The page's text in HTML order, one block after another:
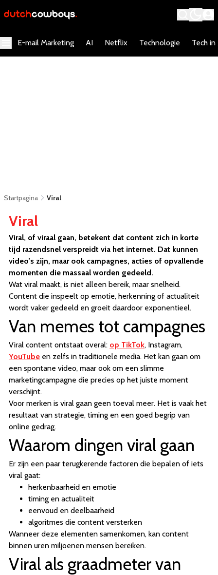
E-mail Marketing AI Netflix Technologie Tech in
Startpagina Viral
Viral
Viral, of viraal gaan, betekent dat content zich in korte
tijd razendsnel verspreidt via het internet. Dat kunnen
video’s zijn, maar ook campagnes, acties of opvallende
momenten die massaal worden gedeeld.
Wat viral maakt, is niet alleen bereik, maar snelheid.
Content die inspeelt op emotie, herkenning of actualiteit
wordt vaker gedeeld en groeit daardoor exponentieel.
Van memes tot campagnes
Viral content ontstaat overal: op TikTok, Instagram,
YouTube en zelfs in traditionele media. Het kan gaan om
een spontane video, maar ook om een slimme
marketingcampagne die precies op het juiste moment
verschijnt.
Voor merken is viral gaan geen toeval meer. Het is vaak het
resultaat van strategie, timing en een goed begrip van
online gedrag.
Waarom dingen viral gaan
Er zijn een paar terugkerende factoren die bepalen of iets
viral gaat:
herkenbaarheid en emotie
timing en actualiteit
eenvoud en deelbaarheid
algoritmes die content versterken
Wanneer deze elementen samenkomen, kan content
binnen uren miljoenen mensen bereiken.
Viral als graadmeter van